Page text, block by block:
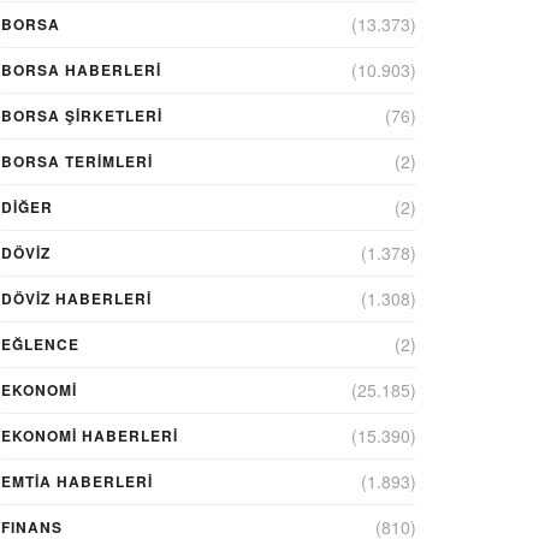
BORSA (13.373)
BORSA HABERLERI (10.903)
BORSA ŞIRKETLERI (76)
BORSA TERIMLERI (2)
DIĞER (2)
DÖVİZ (1.378)
DÖVIZ HABERLERI (1.308)
EĞLENCE (2)
EKONOMİ (25.185)
EKONOMI HABERLERI (15.390)
EMTIA HABERLERI (1.893)
FINANS (810)